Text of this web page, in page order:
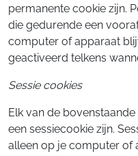
permanente cookie zijn.
die gedurende een
computer of apparaat
geactiveerd telkens
Sessie cookies
Elk van de
een sessiecookie zijn.
alleen op je computer of